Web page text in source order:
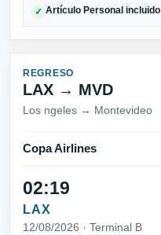
✓ Artículo Personal incluido
REGRESO
LAX → MVD
Los ngeles → Montevideo
Copa Airlines
02:19
LAX
12/08/2026 · Terminal B